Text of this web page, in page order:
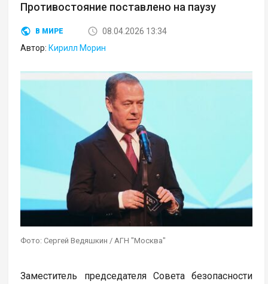
Противостояние поставлено на паузу
В МИРЕ
08.04.2026 13:34
Автор: Кирилл Морин
Фото: Сергей Ведяшкин / АГН "Москва"
Заместитель председателя Совета безопасности